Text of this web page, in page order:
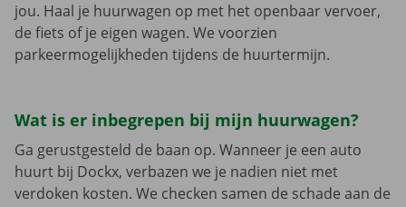
jou. Haal je huurwagen op met het openbaar vervoer,
de fiets of je eigen wagen. We voorzien
parkeermogelijkheden tijdens de huurtermijn.
Wat is er inbegrepen bij mijn huurwagen?
Ga gerustgesteld de baan op. Wanneer je een auto
huurt bij Dockx, verbazen we je nadien niet met
verdoken kosten. We checken samen de schade aan de